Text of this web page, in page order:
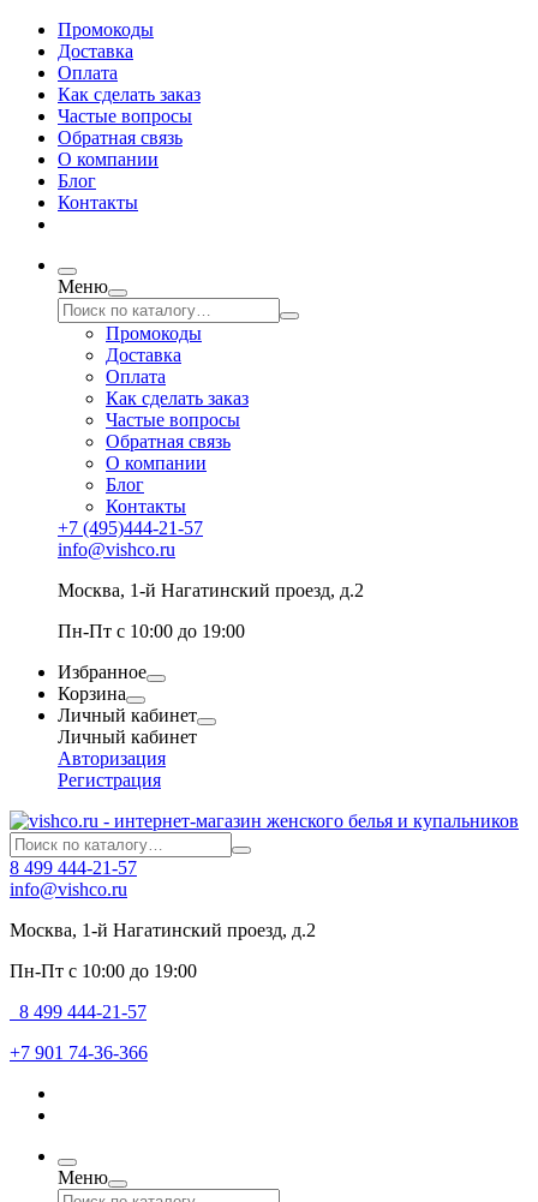
Промокоды
Доставка
Оплата
Как сделать заказ
Частые вопросы
Обратная связь
О компании
Блог
Контакты
Меню
Промокоды
Доставка
Оплата
Как сделать заказ
Частые вопросы
Обратная связь
О компании
Блог
Контакты
+7 (495)444-21-57
info@vishco.ru
Москва, 1-й Нагатинский проезд, д.2
Пн-Пт с 10:00 до 19:00
Избранное
Корзина
Личный кабинет
Личный кабинет
Авторизация
Регистрация
8 499 444-21-57
info@vishco.ru
Москва, 1-й Нагатинский проезд, д.2
Пн-Пт с 10:00 до 19:00
8 499 444-21-57
+7 901 74-36-366
Меню